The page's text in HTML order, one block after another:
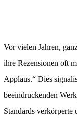
Vor vielen Jahren,
ihre Rezensionen oft
Applaus.“ Dies
beeindruckenden
Standards verkörperte